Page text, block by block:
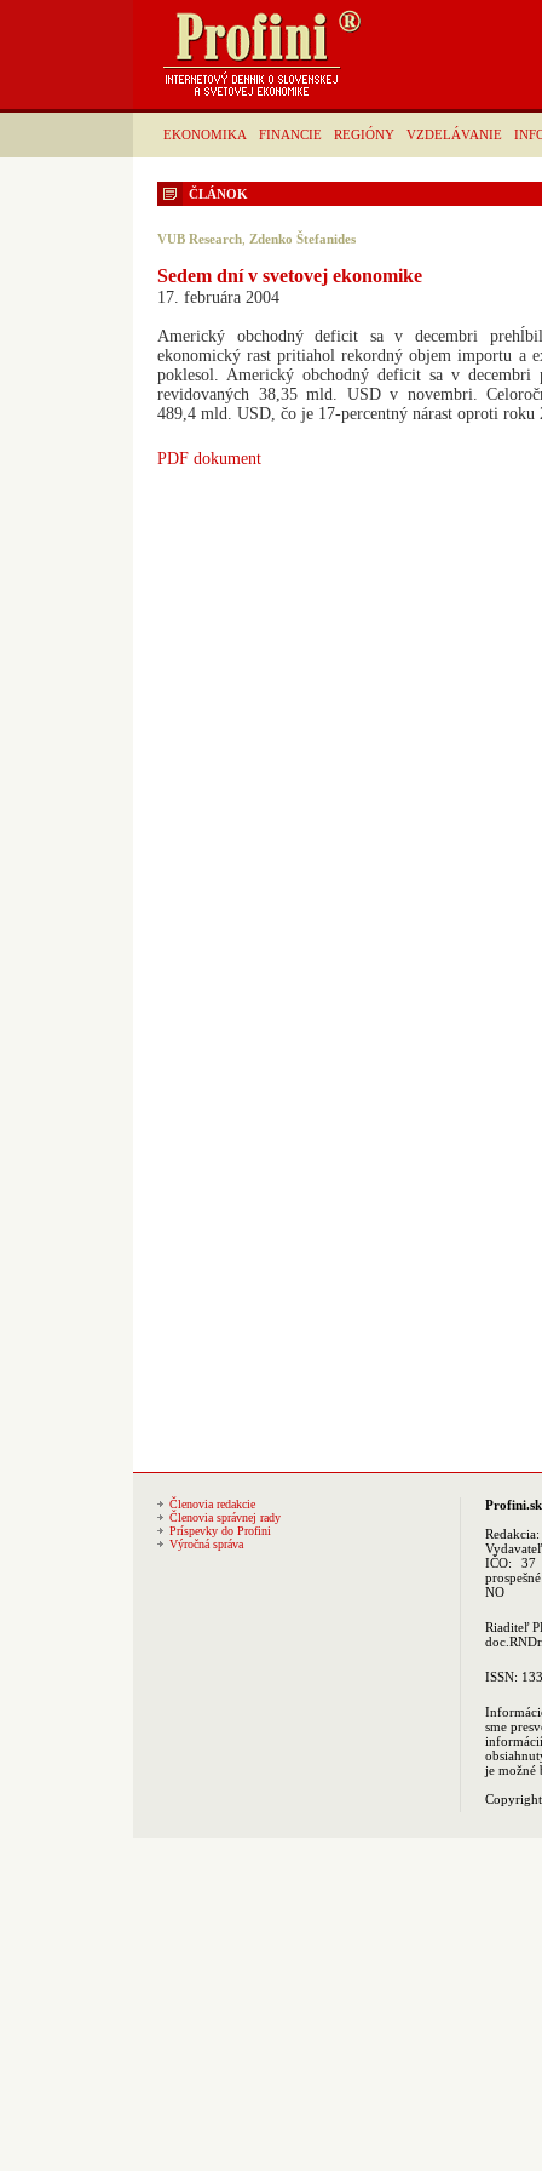
EKONOMIKA FINANCIE REGIÓNY VZDELÁVANIE
ČLÁNOK
VUB Research Zdenko Štefanides
Sedem dní v svetovej ekonomike
17. februára 2004
Americký obchodný deficit sa v decembri
ekonomický rast pritiahol rekordný objem importu a
poklesol. Americký obchodný deficit sa v
revidovaných 38,35 mld. USD v novembri.
489,4 mld. USD, čo je 17-percentný nárast oproti roku
PDF dokument
Členovia redakcie
Členovia správnej rady
Príspevky do Profini
Výročná správa
Profini.sk
Redakcia:
IČO: 37
NO
Riaditeľ
ISSN:
sme
je možné